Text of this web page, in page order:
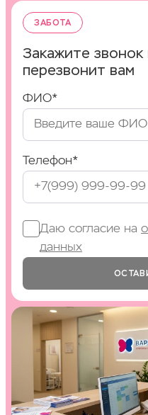
ЗАБОТА
Закажите
перезвонит вам
ФИО*
Телефон*
Даю согласие на
данных